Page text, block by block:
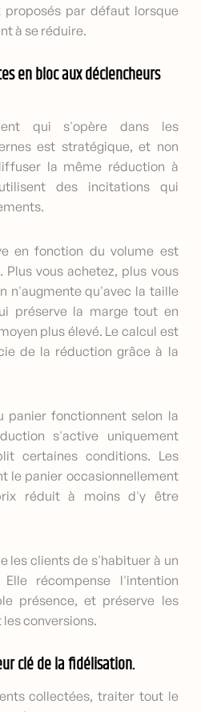
par défaut lorsque
à se réduire.
en bloc aux déclencheurs
qui s'opère dans les
est stratégique, et non
la même réduction à
des incitations qui
en fonction du volume est
vous achetez, plus vous
n'augmente qu'avec la taille
préserve la marge tout en
plus élevé. Le calcul est
de la réduction grâce à la
panier fonctionnent selon la
s'active uniquement
certaines conditions. Les
le panier occasionnellement
réduit à moins d'y être
les clients de s'habituer à un
récompense l'intention
présence, et préserve les
conversions.
clé de la fidélisation.
collectées, traiter tout le